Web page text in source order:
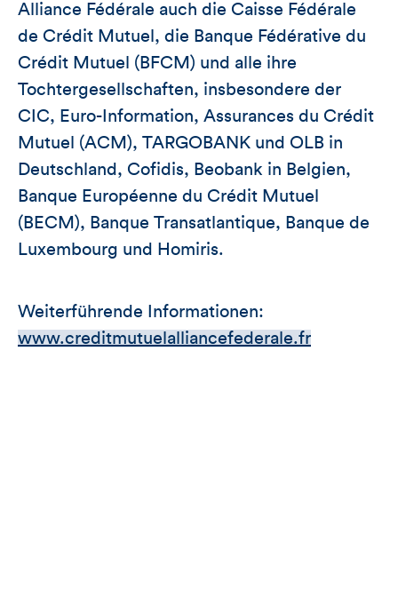
Alliance Fédérale auch die Caisse Fédérale
de Crédit Mutuel, die Banque Fédérative du
Crédit Mutuel (BFCM) und alle ihre
Tochtergesellschaften, insbesondere der
CIC, Euro-Information, Assurances du Crédit
Mutuel (ACM), TARGOBANK und OLB in
Deutschland, Cofidis, Beobank in Belgien,
Banque Européenne du Crédit Mutuel
(BECM), Banque Transatlantique, Banque de
Luxembourg und Homiris.
Weiterführende Informationen:
www.creditmutuelalliancefederale.fr